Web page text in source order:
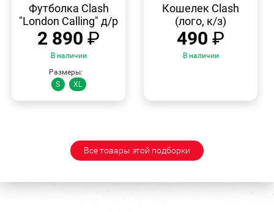
ПРОСМОТР
Футболка Clash
"London Calling" д/р
2 890 ₽
В наличии
Размеры:
S
XL
ПРОСМОТР
Кошелек Clash
(лого, к/з)
490 ₽
В наличии
Все товары этой подборки